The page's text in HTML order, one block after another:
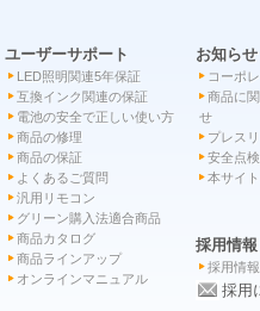
ユーザーサポート
LED照明関連5年保証
互換インク関連の保証
電池の安全で正しい使い方
商品の修理
商品の保証
よくあるご質問
汎用リモコン
グリーン購入法適合商品
商品カタログ
商品ラインアップ
オンラインマニュアル
お知らせ
コーポ
商品に
せ
プレス
安全点
本サイ
採用情報
採用情
採用